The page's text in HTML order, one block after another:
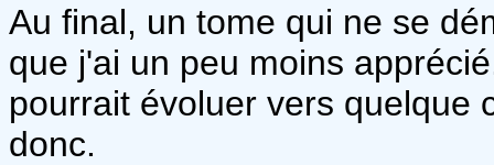
Au final, un tome qui ne se
que j'ai un peu moins
pourrait évoluer vers quelque
donc.